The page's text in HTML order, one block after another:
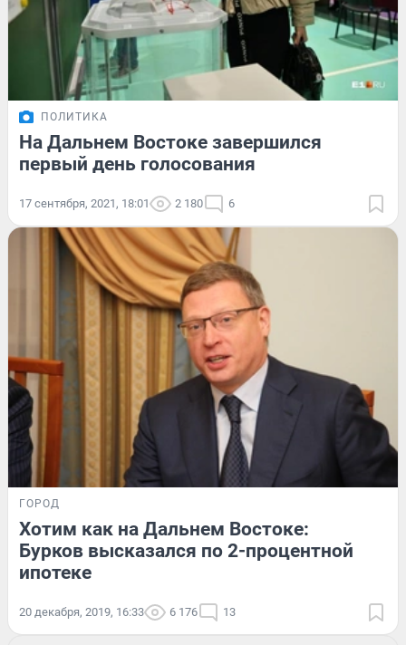
ПОЛИТИКА
На Дальнем Востоке завершился
первый день голосования
17 сентября, 2021, 18:01 2 180 6
ГОРОД
Хотим как на Дальнем Востоке:
Бурков высказался по 2-процентной
ипотеке
20 декабря, 2019, 16:33 6 176 13